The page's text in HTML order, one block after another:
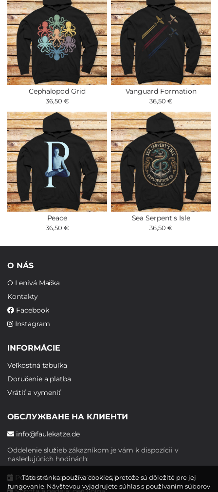
Cephalopod Grid
36,50 €
Vanguard Formation
36,50 €
Peace
36,50 €
Sea Serpent's Isle
36,50 €
O NÁS
O Lenivá Mačka
Kontakty
Facebook
Instagram
INFORMÁCIE
Veľkostná tabuľka
Doručenie a platba
Vrátiť a vymeniť
ОБСЛУЖВАНЕ НА КЛИЕНТИ
info@faulekatze.de
Oddelenie služieb zákazníkom je vám k dispozícii v
nasledujúcich hodinách:
Pondelok - piatok: 10:00 - 19:00
Táto stránka používa cookies, pretože sú dôležité pre jej
fungovanie. Návštevou vyjadrujete súhlas s používaním súborov